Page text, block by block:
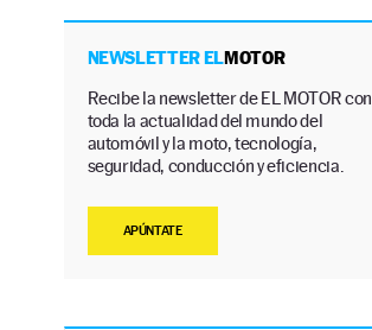
NEWSLETTER ELMOTOR
Recibe la newsletter de EL MOTOR con
toda la actualidad del mundo del
automóvil y la moto, tecnología,
seguridad, conducción y eficiencia.
APÚNTATE